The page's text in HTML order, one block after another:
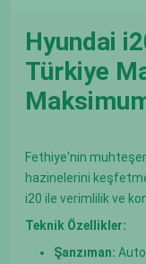
Hyundai
Türkiye
Fethiye'nin
hazinelerini
i20 ile verimlilik ve
Teknik Özellikler:
Şanzıman: